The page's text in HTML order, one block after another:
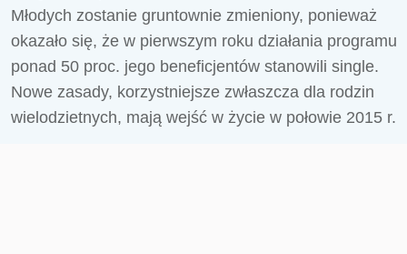
Młodych zostanie gruntownie zmieniony, ponieważ
okazało się, że w pierwszym roku działania programu
ponad 50 proc. jego beneficjentów stanowili single.
Nowe zasady, korzystniejsze zwłaszcza dla rodzin
wielodzietnych, mają wejść w życie w połowie 2015 r.